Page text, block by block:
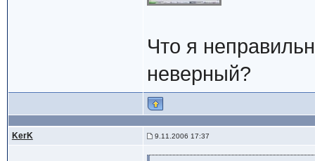
Что я
неверный?
KerK 9.11.2006 17:37